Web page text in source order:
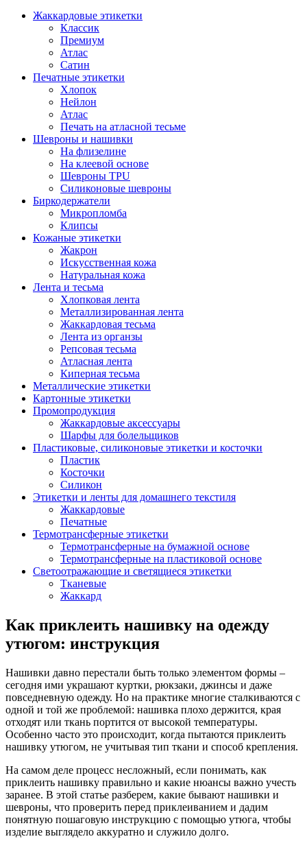
Жаккардовые этикетки
Классик
Премиум
Атлас
Сатин
Печатные этикетки
Хлопок
Нейлон
Атлас
Печать на атласной тесьме
Шевроны и нашивки
На флизелине
На клеевой основе
Шевроны TPU
Силиконовые шевроны
Биркодержатели
Микропломба
Клипсы
Кожаные этикетки
Жакрон
Искусственная кожа
Натуральная кожа
Лента и тесьма
Хлопковая лента
Металлизированная лента
Жаккардовая тесьма
Лента из органзы
Репсовая тесьма
Атласная лента
Киперная тесьма
Металлические этикетки
Картонные этикетки
Промопродукция
Жаккардовые аксессуары
Шарфы для болельщиков
Пластиковые, силиконовые этикетки и косточки
Пластик
Косточки
Силикон
Этикетки и ленты для домашнего текстиля
Жаккардовые
Печатные
Термотрансферные этикетки
Термотрансферные на бумажной основе
Термотрансферные на пластиковой основе
Светоотражающие и светящиеся этикетки
Тканевые
Жаккард
Как приклеить нашивку на одежду
утюгом: инструкция
Нашивки давно перестали быть только элементом формы –
сегодня ими украшают куртки, рюкзаки, джинсы и даже
повседневную одежду. Но на практике многие сталкиваются с
одной и той же проблемой: нашивка плохо держится, края
отходят или ткань портится от высокой температуры.
Особенно часто это происходит, когда пытаются приклеить
нашивку утюгом, не учитывая тип ткани и способ крепления.
На самом деле процесс несложный, если понимать, как
приклеить нашивку правильно и какие нюансы важно учесть
заранее. В этой статье разберем, какие бывают нашивки и
шевроны, что проверить перед приклеиванием и дадим
понятную пошаговую инструкцию с помощью утюга, чтобы
изделие выглядело аккуратно и служило долго.